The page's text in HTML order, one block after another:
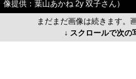
像提供：葉山あかね 2y 双子さん）
まだまだ画像は続きます。
↓ スクロールで次の